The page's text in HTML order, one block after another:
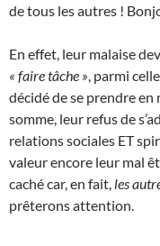
de tous les autres !
En effet, leur malaise
« faire tâche » , parmi
décidé de se prendre en
somme, leur refus de
relations sociales ET
valeur encore leur mal
caché car, en fait, les
prêterons attention.